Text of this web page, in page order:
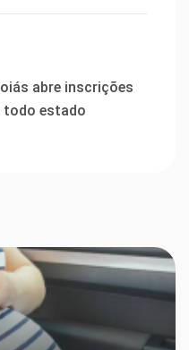
abre inscrições
todo estado